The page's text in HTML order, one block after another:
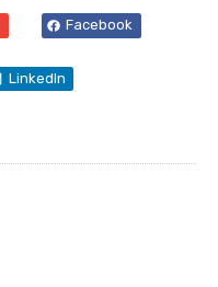
Facebook
LinkedIn